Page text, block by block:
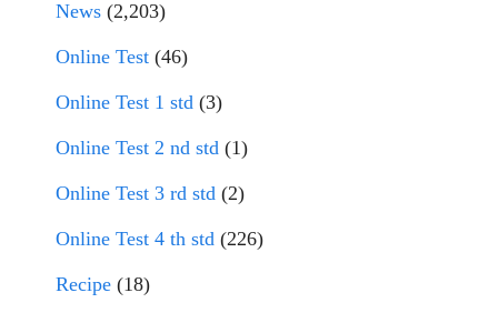
News (2,203)
Online Test (46)
Online Test 1 std (3)
Online Test 2 nd std (1)
Online Test 3 rd std (2)
Online Test 4 th std (226)
Recipe (18)